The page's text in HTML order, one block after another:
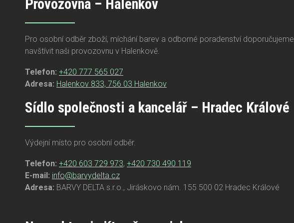
Provozovna – Halenkov
Pro osobní odběr zboží, míchání barev a odborné poradenství doporučujeme
navštívit naši provozovnu v Halenkově.
Telefon: +420 777 565 027
Adresa: Halenkov 833, 756 03 Halenkov
Sídlo společnosti a kancelář – Hradec Králové
Výdejní místo pro osobní odběr.
Telefon: +420 603 729 973, +420 730 490 119
E-mail: info@barvydelta.cz
Adresa: BARVY DELTA s.r.o., Jiráskovo nám. 155 500 02 Hradec Králové